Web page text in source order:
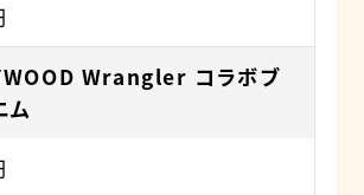
Wrangler コラボブ
ム